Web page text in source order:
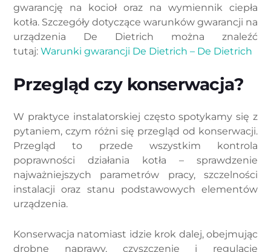
gwarancję na kocioł oraz na wymiennik ciepła
kotła. Szczegóły dotyczące warunków gwarancji na
urządzenia De Dietrich można znaleźć
tutaj: Warunki gwarancji De Dietrich – De Dietrich
Przegląd czy konserwacja?
W praktyce instalatorskiej często spotykamy się z
pytaniem, czym różni się przegląd od konserwacji.
Przegląd to przede wszystkim kontrola
poprawności działania kotła – sprawdzenie
najważniejszych parametrów pracy, szczelności
instalacji oraz stanu podstawowych elementów
urządzenia.
Konserwacja natomiast idzie krok dalej, obejmując
drobne naprawy, czyszczenie i regulację